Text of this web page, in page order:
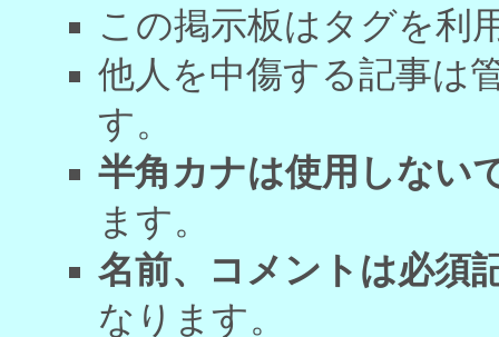
この掲示板はタグを利
他人を中傷する記事は
す。
半角カナは使用しない
ます。
名前、コメントは必須
なります。